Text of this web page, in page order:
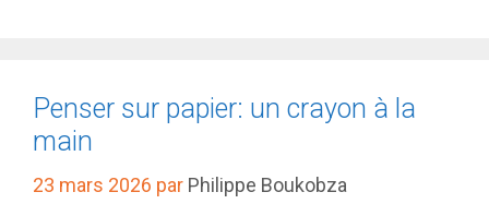
Penser sur papier: un crayon à la
main
23 mars 2026 par Philippe Boukobza